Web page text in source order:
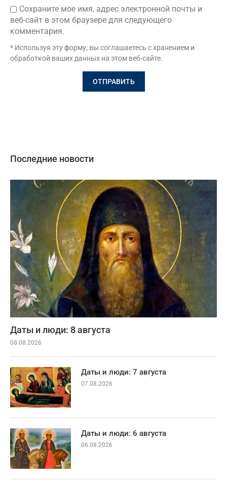
Сохраните мое имя, адрес электронной почты и
веб-сайт в этом браузере для следующего
комментария.
* Используя эту форму, вы соглашаетесь с хранением и
обработкой ваших данных на этом веб-сайте.
Последние новости
Даты и люди: 8 августа
08.08.2026
Даты и люди: 7 августа
07.08.2026
Даты и люди: 6 августа
06.08.2026